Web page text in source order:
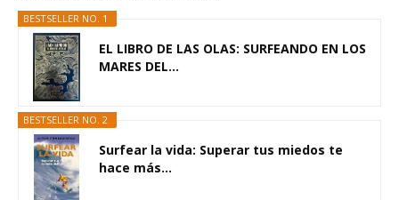
BESTSELLER NO. 1
EL LIBRO DE LAS OLAS: SURFEANDO EN LOS
MARES DEL...
BESTSELLER NO. 2
Surfear la vida: Superar tus miedos te
hace más...